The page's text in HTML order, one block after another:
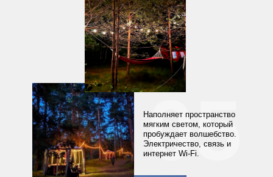
05
Наполняет пространство
мягким светом, который
пробуждает волшебство.
Электричество, связь и
интернет Wi-Fi.